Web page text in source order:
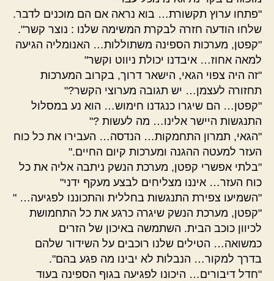
"פתחו ערוץ תקשורת… בוא נראה אם הם מוכנים לדבר.
שלחו הודעה חזרה לבקרת המשימה שלנו : נוצר קשר".
"קפטן, מערכות הספינה משתוללות… האנומליה הגיעה
למאה אחוז… איבדנו יכולת ניווט וקשר"
"זה היה צפוי הגאי, הישאר דרוך, בקרוב המערכות
תחזורה לעצמן… יש תגובה מערוצי הקשר?"
"קפטן… הם שיגרו כנגדנו חימוש… הוא נע במסלול
התנגשות היישר אלינו… מה לעשות ?"
"הגאי, תמרון התחמקות… הנדסה… העבירו את כל כוח
העזר למעטה ההגנה ומערכות קיום החיים."
"בלתי אפשרי קפטן, מערכת הנשק ניתבה אליה את כל
כוח העזר… איננו מצליחים לבצע מעקף ידני"
"השמיעו צפירת התנגשות בחללית והתכוננו לפגיעה… "
"קפטן, מערכת הנשק שיגרה כרגע את כל התחמושת
לכיוון כוכב הבית. השתמשה באיכון של הזרים
כמשואה… הטילים שלנו רוכבים על השידור שלהם
בדרך למקור… הנבלות לא יבינו מה פגע בהם".
"חדל דיבורים… היכונו לפגיעה בגוף הספינה בעוד